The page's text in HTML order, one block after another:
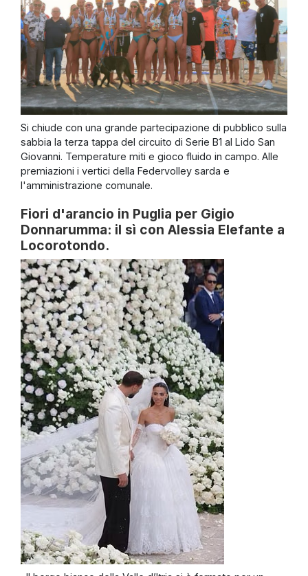
Si chiude con una grande partecipazione di pubblico sulla
sabbia la terza tappa del circuito di Serie B1 al Lido San
Giovanni. Temperature miti e gioco fluido in campo. Alle
premiazioni i vertici della Federvolley sarda e
l'amministrazione comunale.
Fiori d'arancio in Puglia per Gigio
Donnarumma: il sì con Alessia Elefante a
Locorotondo.